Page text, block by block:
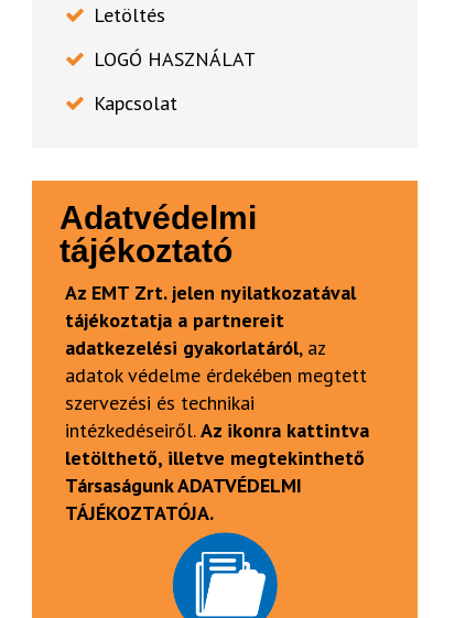
Letöltés
LOGÓ HASZNÁLAT
Kapcsolat
Adatvédelmi
tájékoztató
Az EMT Zrt. jelen nyilatkozatával
tájékoztatja a partnereit
adatkezelési gyakorlatáról, az
adatok védelme érdekében megtett
szervezési és technikai
intézkedéseiről.Az ikonra kattintva
letölthető, illetve megtekinthető
Társaságunk ADATVÉDELMI
TÁJÉKOZTATÓJA.